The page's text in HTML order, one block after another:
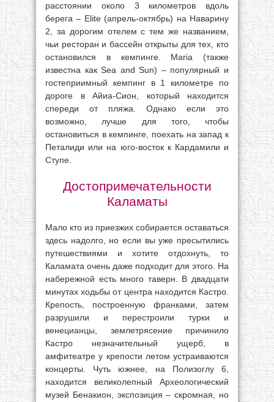
расстоянии около 3 километров вдоль
берега – Elite (апрель-октябрь) на Наварину
2, за дорогим отелем с тем же названием,
чьи ресторан и бассейн открыты для тех, кто
остановился в кемпинге. Maria (также
известна как Sea and Sun) – популярный и
гостеприимный кемпинг в 1 километре по
дороге в Айиа-Сион, который находится
спереди от пляжа. Однако если это
возможно, лучше для того, чтобы
остановиться в кемпинге, поехать на запад к
Петалиди или на юго-восток к Кардамили и
Ступе.
Достопримечательности
Каламаты
Мало кто из приезжих собирается оставаться
здесь надолго, но если вы уже пресытились
путешествиями и хотите отдохнуть, то
Каламата очень даже подходит для этого. На
набережной есть много таверн. В двадцати
минутах ходьбы от центра находится Кастро.
Крепость, построенную франками, затем
разрушили и перестроили турки и
венецианцы, землетрясение причинило
Кастро незначительный ущерб, в
амфитеатре у крепости летом устраиваются
концерты. Чуть южнее, на Полизоглу 6,
находится великолепный Археологический
музей Бенакион, экспозиция – скромная, но